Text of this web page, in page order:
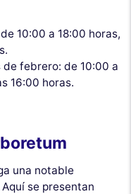
10:00 a 18:00 horas,
febrero: de 10:00 a
16:00 horas.
una notable
se presentan